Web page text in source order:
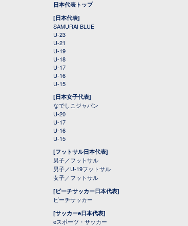
日本代表トップ
[日本代表]
SAMURAI BLUE
U-23
U-21
U-19
U-18
U-17
U-16
U-15
[日本女子代表]
なでしこジャパン
U-20
U-17
U-16
U-15
[フットサル日本代表]
男子／フットサル
男子／U-19フットサル
女子／フットサル
[ビーチサッカー日本代表]
ビーチサッカー
[サッカーe日本代表]
eスポーツ・サッカー